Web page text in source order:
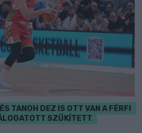
TANOH DEZ IS OTT VAN A FÉRFI
SZŰKÍTETT